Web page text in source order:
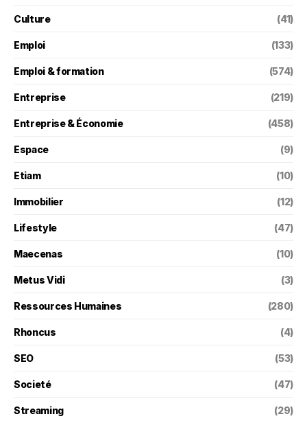
Culture (41)
Emploi (133)
Emploi & formation (574)
Entreprise (219)
Entreprise & Économie (458)
Espace (9)
Etiam (10)
Immobilier (12)
Lifestyle (47)
Maecenas (10)
Metus Vidi (3)
Ressources Humaines (280)
Rhoncus (4)
SEO (53)
Societé (47)
Streaming (29)